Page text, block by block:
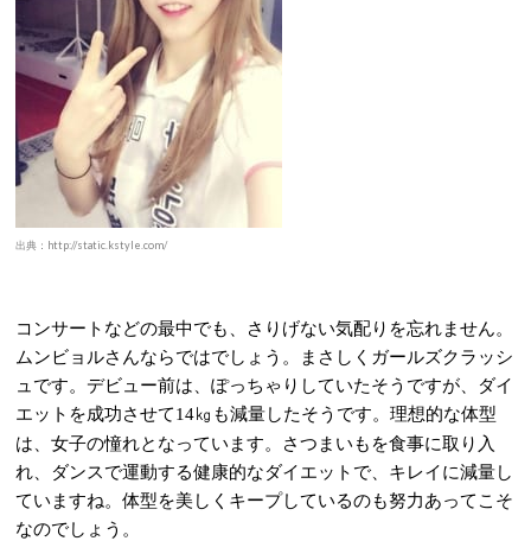
出典：http://static.kstyle.com/
コンサートなどの最中でも、さりげない気配りを忘れません。
ムンビョルさんならではでしょう。まさしくガールズクラッシ
ュです。デビュー前は、ぽっちゃりしていたそうですが、ダイ
エットを成功させて14㎏も減量したそうです。理想的な体型
は、女子の憧れとなっています。さつまいもを食事に取り入
れ、ダンスで運動する健康的なダイエットで、キレイに減量し
ていますね。体型を美しくキープしているのも努力あってこそ
なのでしょう。